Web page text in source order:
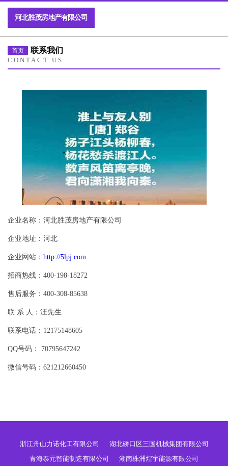
河北胜茂房地产有限公司
首页 联系我们
CONTACT US
企业名称：河北胜茂房地产有限公司
企业地址：河北
企业网站： http://5lpj.com
招商热线：400-198-18272
售后服务：400-308-85638
联 系 人：汪先生
联系电话：12175148605
QQ号码： 70795647242
微信号码：621212660450
浙江舟山力诺化工有限公司
湖北硚口区三国机械集团有限公司
青海泰元智能制造有限公司
湖南株洲煌宇能源有限公司